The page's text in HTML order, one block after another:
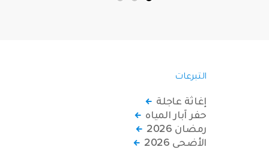
التبرعات
إغاثة عاجلة
حفر آبار المياه
رمضان 2026
الأضحى 2026